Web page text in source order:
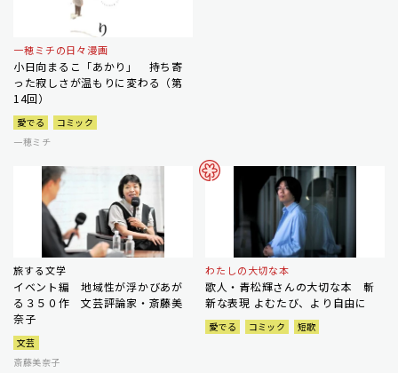
一穂ミチの日々漫画
小日向まるこ「あかり」 持ち寄
った寂しさが温もりに変わる（第
14回）
愛でる
コミック
一穂ミチ
旅する文学
イベント編 地域性が浮かびあが
る３５０作 文芸評論家・斎藤美
奈子
文芸
斎藤美奈子
わたしの大切な本
歌人・青松輝さんの大切な本 斬
新な表現 よむたび、より自由に
愛でる コミック 短歌